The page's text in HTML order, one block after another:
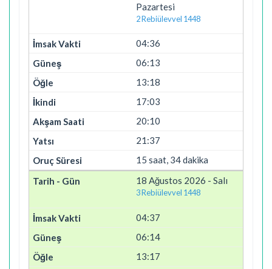
Pazartesi
2 Rebiülevvel 1448
04:36
06:13
13:18
17:03
20:10
21:37
15 saat, 34 dakika
18 Ağustos 2026 - Salı
3 Rebiülevvel 1448
04:37
06:14
13:17